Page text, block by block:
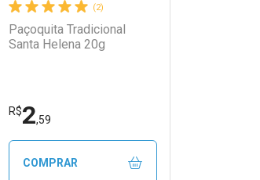
(2)
Paçoquita Tradicional
Santa Helena 20g
R$2,59
COMPRAR